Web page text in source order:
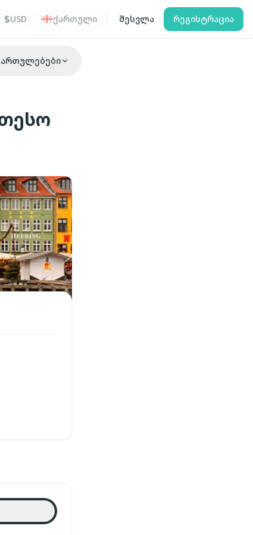
$USD ქართული შესვლა რეგისტრაცია